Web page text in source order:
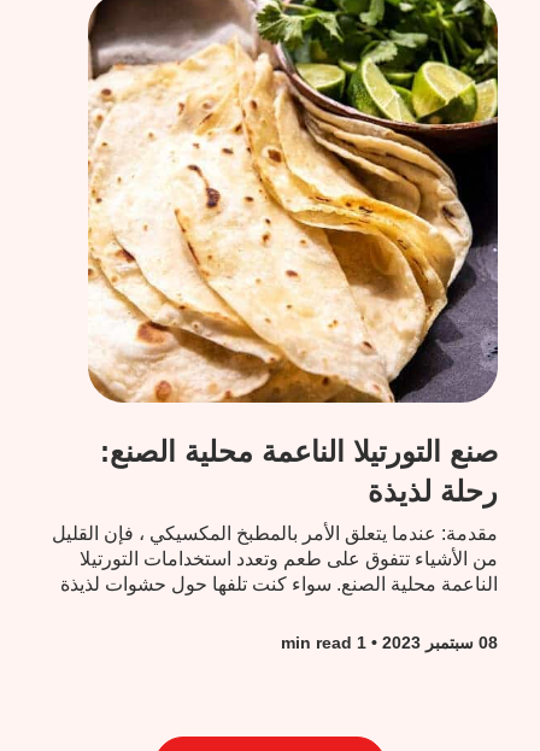
صنع التورتيلا الناعمة محلية الصنع:
رحلة لذيذة
مقدمة: عندما يتعلق الأمر بالمطبخ المكسيكي ، فإن القليل
من الأشياء تتفوق على طعم وتعدد استخدامات التورتيلا
الناعمة محلية الصنع. سواء كنت تلفها حول حشوات لذيذة
08 سبتمبر 2023 • 1 min read